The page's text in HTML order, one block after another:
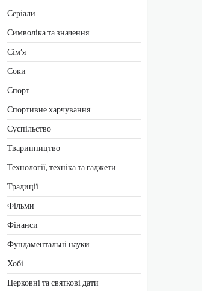
Серіали
Символіка та значення
Сім’я
Соки
Спорт
Спортивне харчування
Суспільство
Тваринництво
Технології, техніка та гаджети
Традиції
Фільми
Фінанси
Фундаментальні науки
Хобі
Церковні та святкові дати